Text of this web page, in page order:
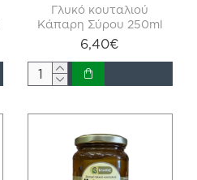
Γλυκό κουταλιού
Κάπαρη Σύρου 250ml
6,40€